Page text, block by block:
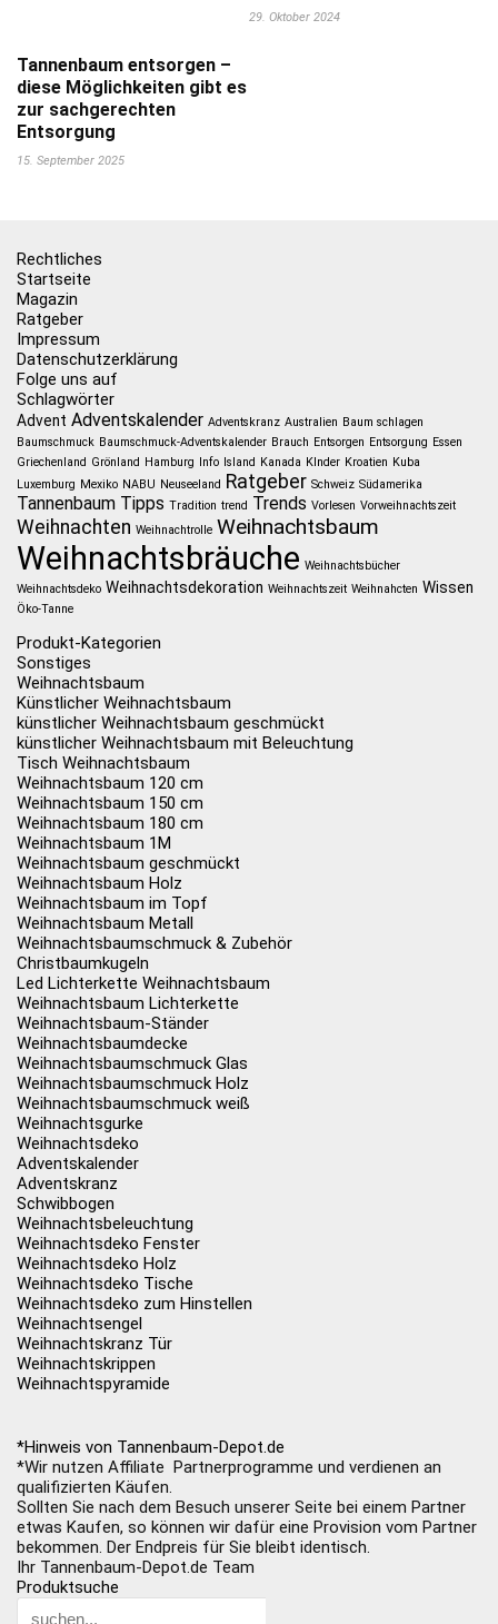
29. Oktober 2024
Tannenbaum entsorgen –
diese Möglichkeiten gibt es
zur sachgerechten
Entsorgung
15. September 2025
Rechtliches
Startseite
Magazin
Ratgeber
Impressum
Datenschutzerklärung
Folge uns auf
Schlagwörter
Advent Adventskalender Adventskranz Australien Baum schlagen
Baumschmuck Baumschmuck-Adventskalender Brauch Entsorgen Entsorgung Essen
Griechenland Grönland Hamburg Info Island Kanada KInder Kroatien Kuba
Luxemburg Mexiko NABU Neuseeland Ratgeber Schweiz Südamerika
Tannenbaum Tipps Tradition trend Trends Vorlesen Vorweihnachtszeit
Weihnachten Weihnachtrolle Weihnachtsbaum
Weihnachtsbräuche Weihnachtsbücher
Weihnachtsdeko Weihnachtsdekoration Weihnachtszeit Weihnahcten Wissen
Öko-Tanne
Produkt-Kategorien
Sonstiges
Weihnachtsbaum
Künstlicher Weihnachtsbaum
künstlicher Weihnachtsbaum geschmückt
künstlicher Weihnachtsbaum mit Beleuchtung
Tisch Weihnachtsbaum
Weihnachtsbaum 120 cm
Weihnachtsbaum 150 cm
Weihnachtsbaum 180 cm
Weihnachtsbaum 1M
Weihnachtsbaum geschmückt
Weihnachtsbaum Holz
Weihnachtsbaum im Topf
Weihnachtsbaum Metall
Weihnachtsbaumschmuck & Zubehör
Christbaumkugeln
Led Lichterkette Weihnachtsbaum
Weihnachtsbaum Lichterkette
Weihnachtsbaum-Ständer
Weihnachtsbaumdecke
Weihnachtsbaumschmuck Glas
Weihnachtsbaumschmuck Holz
Weihnachtsbaumschmuck weiß
Weihnachtsgurke
Weihnachtsdeko
Adventskalender
Adventskranz
Schwibbogen
Weihnachtsbeleuchtung
Weihnachtsdeko Fenster
Weihnachtsdeko Holz
Weihnachtsdeko Tische
Weihnachtsdeko zum Hinstellen
Weihnachtsengel
Weihnachtskranz Tür
Weihnachtskrippen
Weihnachtspyramide
*Hinweis von Tannenbaum-Depot.de
*Wir nutzen Affiliate Partnerprogramme und verdienen an
qualifizierten Käufen.
Sollten Sie nach dem Besuch unserer Seite bei einem Partner
etwas Kaufen, so können wir dafür eine Provision vom Partner
bekommen. Der Endpreis für Sie bleibt identisch.
Ihr Tannenbaum-Depot.de Team
Produktsuche